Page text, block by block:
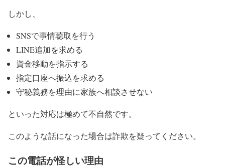
しかし、
SNSで事情聴取を行う
LINE追加を求める
資金移動を指示する
指定口座へ振込を求める
守秘義務を理由に家族へ相談させない
といった対応は極めて不自然です。
このような話になった場合は詐欺を疑ってください。
この電話が怪しい理由